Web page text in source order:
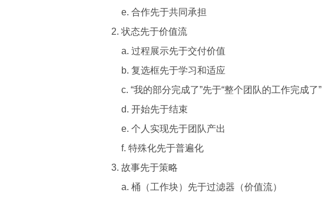
e. 合作先于共同承担
状态先于价值流
a. 过程展示先于交付价值
b. 复选框先于学习和适应
c. “我的部分完成了”先于“整个团队的工作完成了”
d. 开始先于结束
e. 个人实现先于团队产出
f. 特殊化先于普遍化
故事先于策略
a. 桶（工作块）先于过滤器（价值流）